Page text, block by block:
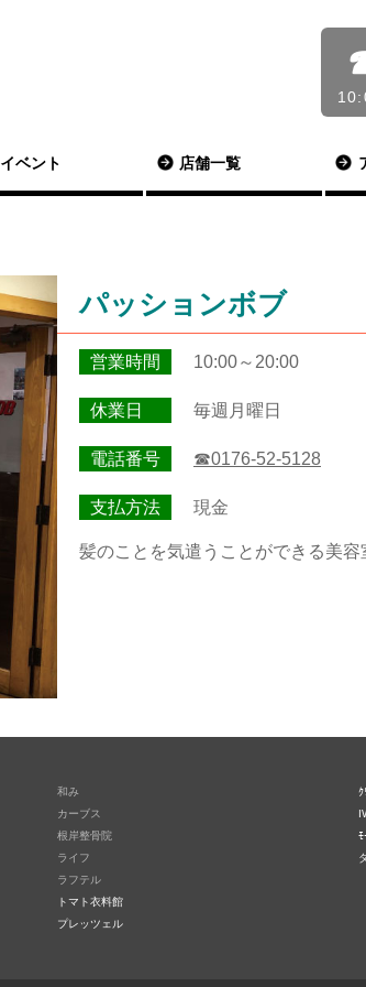
イベント 店舗一覧
パッションボブ
営業時間 10:00～20:00
休業日 毎週月曜日
電話番号 ☎0176-52-5128
支払方法 現金
髪のことを気遣うことができる美容
和み
カーブス
根岸整骨院
ライフ
ラフテル
トマト衣料館
プレッツェル
ｸ
ﾓ